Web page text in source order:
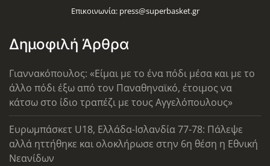
Επικοινωνία: press@superbasket.gr
Δημοφιλή Άρθρα
Γιαννακόπουλος: «Είμαι με το ένα πόδι μέσα και με το
άλλο πόδι έξω από τον Παναθηναϊκό, έτοιμος να
κάτσω στο ίδιο τραπέζι με τους Αγγελόπουλους»
Ευρωμπάσκετ U18, Ελλάδα-Ισλανδία 77-78: Πάλεψε
αλλά ηττήθηκε και ολοκλήρωσε στην 6η θέση η Εθνική
Νεανίδων